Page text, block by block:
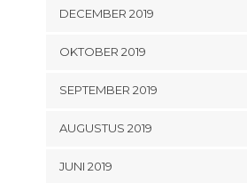
DECEMBER 2019
OKTOBER 2019
SEPTEMBER 2019
AUGUSTUS 2019
JUNI 2019